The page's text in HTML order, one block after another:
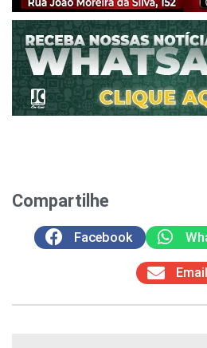
Compartilhe
Facebook
Email